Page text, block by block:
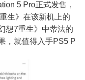
5 Pro正式发售，
生》在该新机上的
想7重生》中蒂法的
，就值得入手PS5 P